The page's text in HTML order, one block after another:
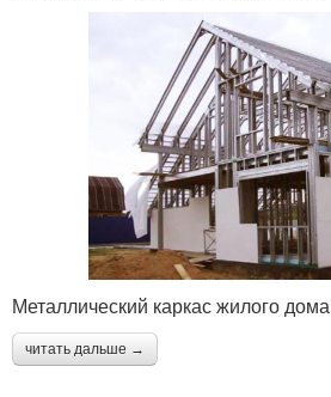
Металлический каркас жилого дома
читать дальше →